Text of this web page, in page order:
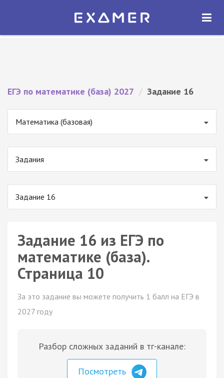
Экзамер — ЕГЭ 2027
ОТКРЫТЬ
ЕГЭ по математике (база) 2027 / Задание 16
Математика (базовая)
Задания
Задание 16
Задание 16 из ЕГЭ по
математике (база).
Страница 10
За это задание вы можете получить 1 балл на ЕГЭ в
2027 году
Разбор сложных заданий в тг-канале:
Посмотреть